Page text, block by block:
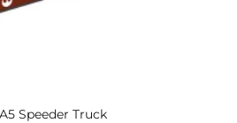
Speeder Truck